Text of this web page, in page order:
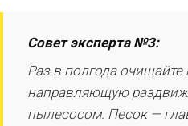
Совет эксперта №3:
Раз в полгода
направляющую
пылесосом. Песок —